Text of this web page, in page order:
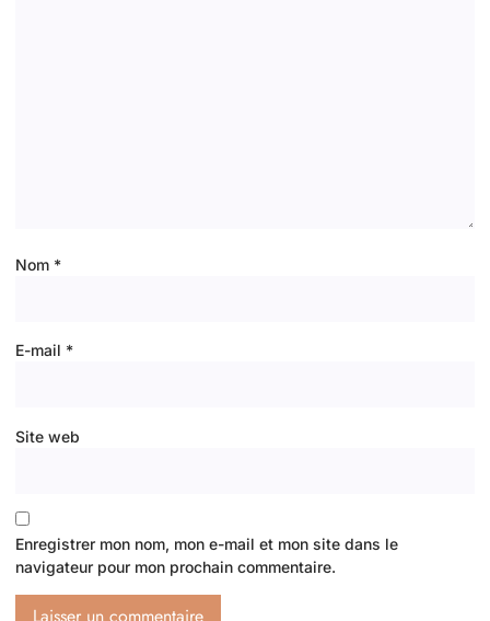
Nom *
E-mail *
Site web
Enregistrer mon nom, mon e-mail et mon site dans le
navigateur pour mon prochain commentaire.